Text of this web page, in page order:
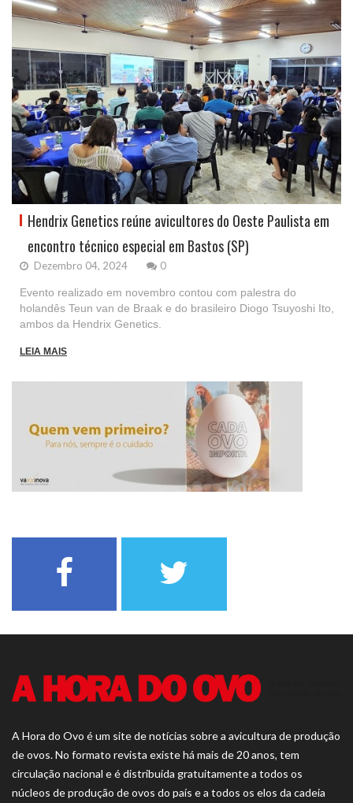
Hendrix Genetics reúne avicultores do Oeste Paulista em
encontro técnico especial em Bastos (SP)
Dezembro 04, 2024 0
Evento realizado em novembro contou com palestra do
holandês Teun van de Braak e do brasileiro Diogo Tsuyoshi Ito,
ambos da Hendrix Genetics.
LEIA MAIS
A Hora do Ovo é um site de notícias sobre a avicultura de produção
de ovos. No formato revista existe há mais de 20 anos, tem
circulação nacional e é distribuída gratuitamente a todos os
núcleos de produção de ovos do país e a todos os elos da cadeia